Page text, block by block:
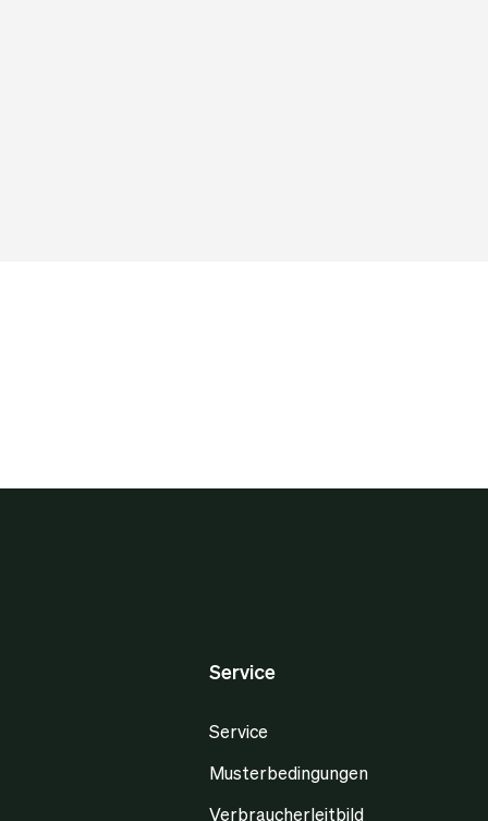
Service
Service
Musterbedingungen
Verbraucherleitbild